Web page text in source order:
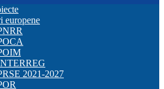
europene
2021-2027